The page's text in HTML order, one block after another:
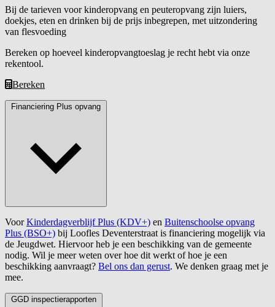
Bij de tarieven voor kinderopvang en peuteropvang zijn luiers,
doekjes, eten en drinken bij de prijs inbegrepen, met uitzondering
van flesvoeding
Bereken op hoeveel kinderopvangtoeslag je recht hebt via onze
rekentool.
Bereken
Financiering Plus opvang
VoorKinderdagverblijf Plus (KDV+) en Buitenschoolse opvang
Plus (BSO+) bij Loofles Deventerstraat is financiering mogelijk via
de Jeugdwet. Hiervoor heb je een beschikking van de gemeente
nodig. Wil je meer weten over hoe dit werkt of hoe je een
beschikking aanvraagt? Bel ons dan gerust. We denken graag met je
mee.
GGD inspectierapporten